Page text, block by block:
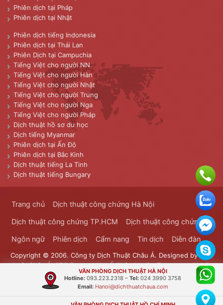
Phiên dịch tại Pháp
Phiên dịch tại Nhật
Phiên dịch tiếng Indonesia
Phiên dịch tại Thái Lan
Phiên Dịch tại Campuchia
Tiếng Việt cho người NN
Tiếng Việt cho người Hàn
Tiếng Việt cho người Nhật
Tiếng Việt cho người Trung
Tiếng Việt cho người Nga
Tiếng Việt cho người Pháp
Dịch thuật hồ sơ du học
Dịch tiếng Myanmar
Phiên dịch tại Ấn Độ
Phiên dịch tại Bắc Kinh
Dịch thuật tiếng La Tinh
Dịch thuật tiếng Bungary
Trang chủ Dịch thuật công chứng Hà Nội
Dịch thuật công chứng TP.HCM Dịch thuật công chứng
Ngôn ngữ Phiên dịch Cẩm nang Tin dịch Diễn đàn
Copyright © 2006. Công ty Dịch Thuật Châu Á. Designed by Dịch
thuật Châu Á. SEO Powered byÁ Châu Media. Transported Mails
Bưu Chính Đông Dương
VĂN PHÒNG DỊCH THUẬT HÀ NỘI
Hotline: 093.223.2318 – Tel: 024 3990 3758
Email: Hanoi@dichthuatchaua.com